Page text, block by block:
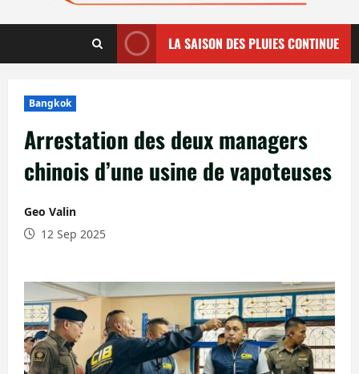
LA SAISON DES PLUIES CONTINUE
Bangkok
Arrestation des deux managers
chinois d’une usine de vapoteuses
Geo Valin
12 Sep 2025